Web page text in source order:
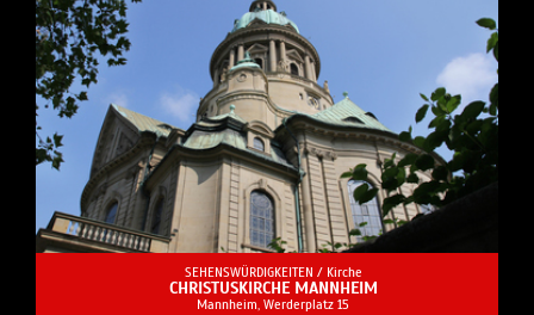
SEHENSWÜRDIGKEITEN / Kirche
CHRISTUSKIRCHE MANNHEIM
Mannheim, Werderplatz 15